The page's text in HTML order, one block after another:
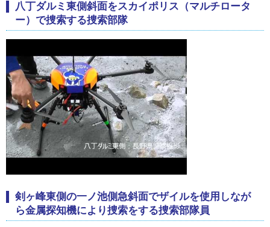
八丁ダルミ東側斜面をスカイポリス（マルチロータ
ー）で捜索する捜索部隊
剣ヶ峰東側の一ノ池側急斜面でザイルを使用しなが
ら金属探知機により捜索をする捜索部隊員